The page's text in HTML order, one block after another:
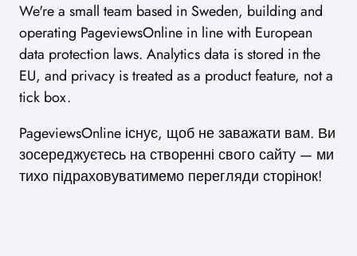
We're a small team based in Sweden, building and
operating PageviewsOnline in line with European
data protection laws. Analytics data is stored in the
EU, and privacy is treated as a product feature, not a
tick box.
PageviewsOnline існує, щоб не заважати вам. Ви
зосереджуєтесь на створенні свого сайту — ми
тихо підраховуватимемо перегляди сторінок!